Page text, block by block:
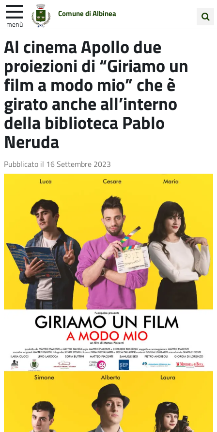
Comune di Albinea
menù
nel
sito
Entra in Comune Vivi Albinea
Unione Colline Matildiche
Al cinema Apollo due
proiezioni di “Giriamo un
film a modo mio” che è
girato anche all’interno
della biblioteca Pablo
Neruda
Pubblicato il 16 Settembre 2023